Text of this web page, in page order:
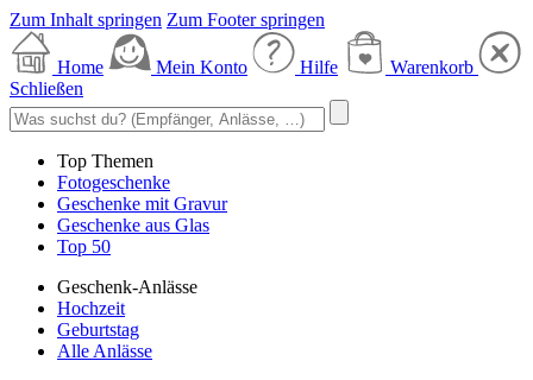
Zum Inhalt springen Zum Footer springen
Home Mein Konto Hilfe
Warenkorb
Schließen
Top Themen
Fotogeschenke
Geschenke mit Gravur
Geschenke aus Glas
Top 50
Geschenk-Anlässe
Hochzeit
Geburtstag
Alle Anlässe